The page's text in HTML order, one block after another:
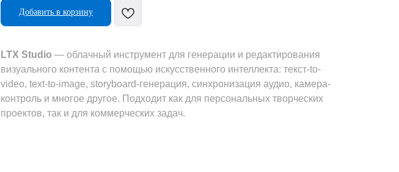
Добавить в корзину
LTX Studio — облачный инструмент для генерации и редактирования
визуального контента с помощью искусственного интеллекта: текст-to-
video, text-to-image, storyboard-генерация, синхронизация аудио, камера-
контроль и многое другое. Подходит как для персональных творческих
проектов, так и для коммерческих задач.